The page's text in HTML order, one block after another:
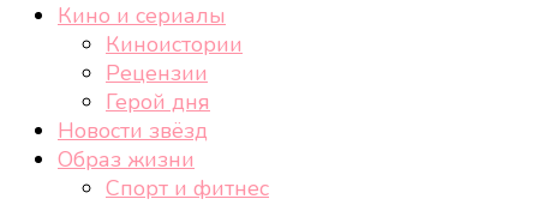
cheek-look.ru
Женский сайт о звездах и кино, а также трендах,
здоровом образе жизни, спорте, стиле, отдыхе и
Кино и сериалы
Киноистории
Рецензии
Герой дня
Новости звёзд
Образ жизни
Спорт и фитнес